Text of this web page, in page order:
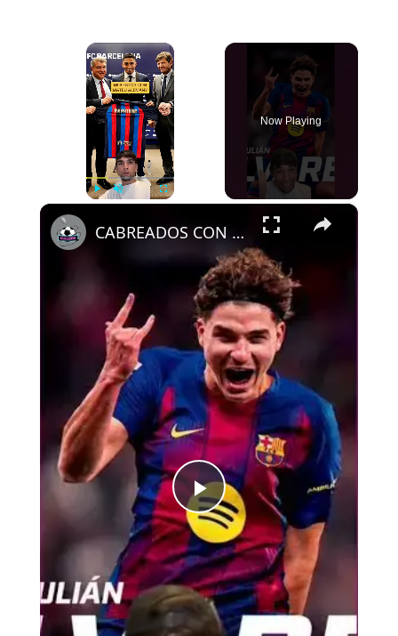
×
Now Playing
×
P
l
a
CABREADOS CON ALEMANY